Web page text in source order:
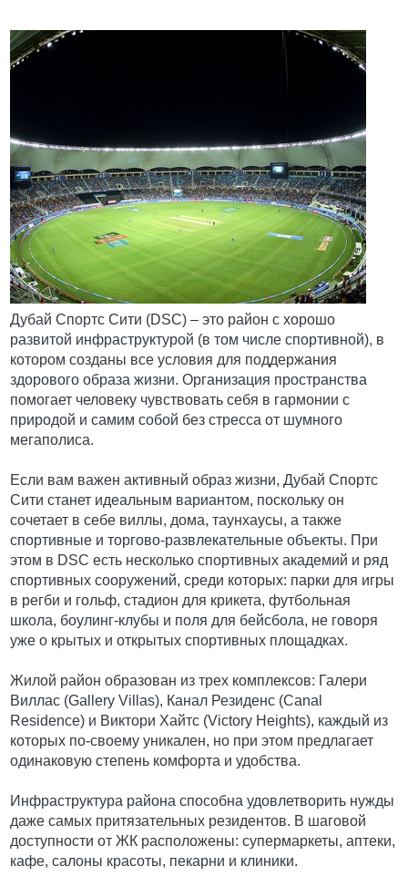
Дубай Спортс Сити (DSC) – это район с хорошо
развитой инфраструктурой (в том числе спортивной), в
котором созданы все условия для поддержания
здорового образа жизни. Организация пространства
помогает человеку чувствовать себя в гармонии с
природой и самим собой без стресса от шумного
мегаполиса.
Если вам важен активный образ жизни, Дубай Спортс
Сити станет идеальным вариантом, поскольку он
сочетает в себе виллы, дома, таунхаусы, а также
спортивные и торгово-развлекательные объекты. При
этом в DSC есть несколько спортивных академий и ряд
спортивных сооружений, среди которых: парки для игры
в регби и гольф, стадион для крикета, футбольная
школа, боулинг-клубы и поля для бейсбола, не говоря
уже о крытых и открытых спортивных площадках.
Жилой район образован из трех комплексов: Галери
Виллас (Gallery Villas), Канал Резиденс (Canal
Residence) и Виктори Хайтс (Victory Heights), каждый из
которых по-своему уникален, но при этом предлагает
одинаковую степень комфорта и удобства.
Инфраструктура района способна удовлетворить нужды
даже самых притязательных резидентов. В шаговой
доступности от ЖК расположены: супермаркеты, аптеки,
кафе, салоны красоты, пекарни и клиники.